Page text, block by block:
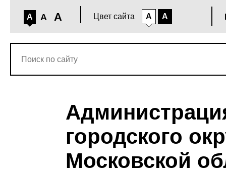
A A A Цвет сайта A A
городского
Московской